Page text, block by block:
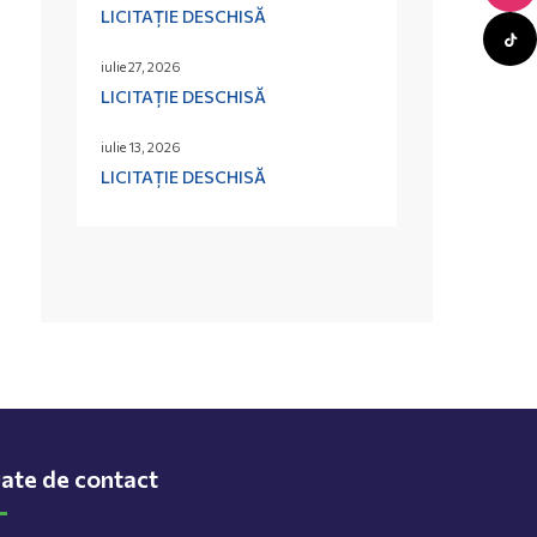
LICITAȚIE DESCHISĂ
iulie 27, 2026
LICITAȚIE DESCHISĂ
iulie 13, 2026
LICITAȚIE DESCHISĂ
de contact